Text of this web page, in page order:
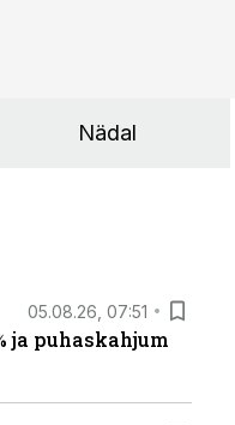
Nädal
05.08.26, 07:51
ja puhaskahjum